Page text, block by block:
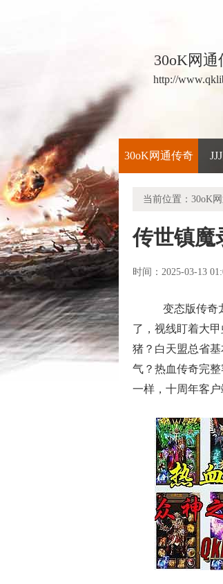
30oK网通
http://
30oK网通传奇
当前位置： 30oK
传世镇魔
时间：2025-03-13
变态版传奇
了，视线盯着大
猪？白天盟总省
气？热血传奇完
一样，十周年客